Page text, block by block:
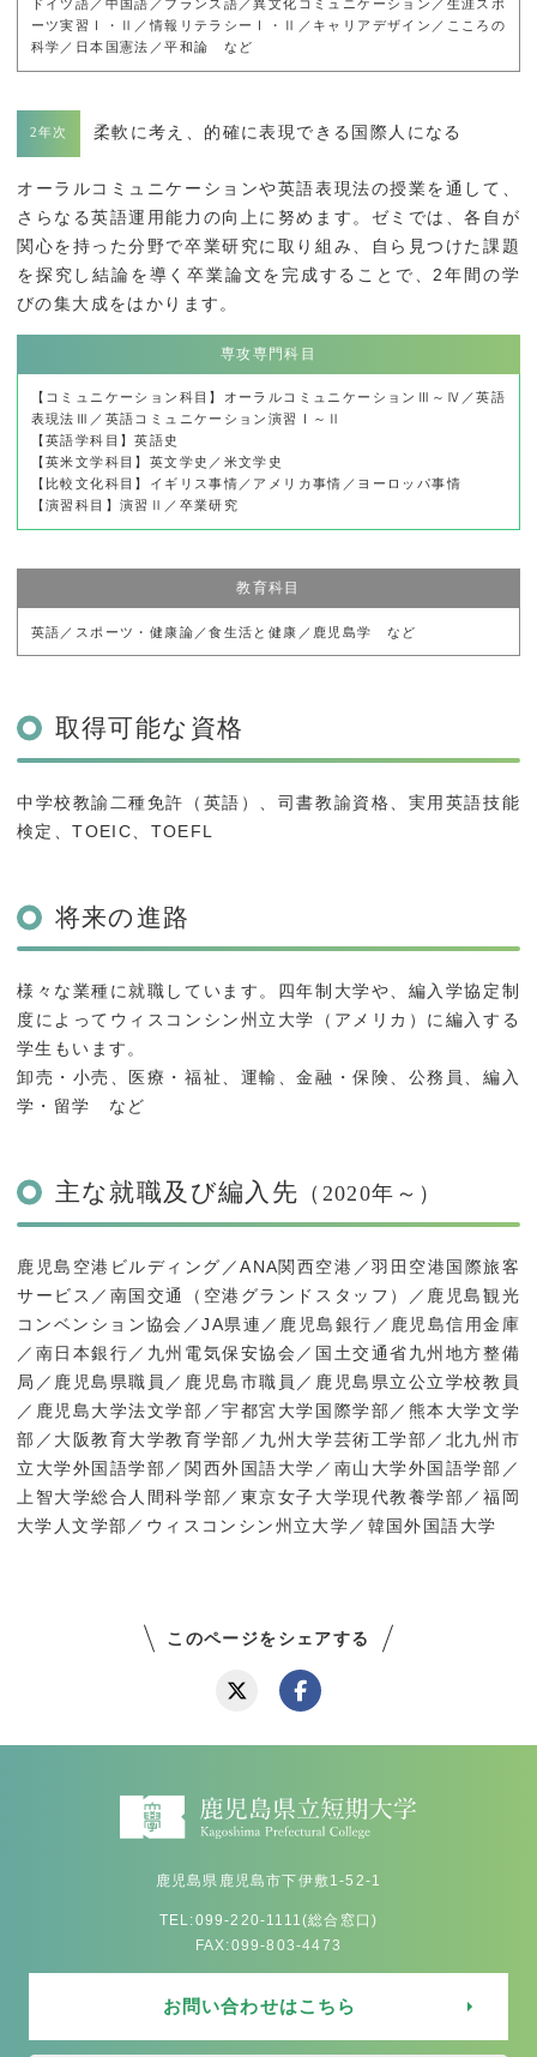
ドイツ語／中国語／フランス語／異文化コミュニケーション／生涯スポ
ーツ実習Ⅰ・Ⅱ／情報リテラシーⅠ・Ⅱ／キャリアデザイン／こころの
科学／日本国憲法／平和論 など
柔軟に考え、的確に表現できる国際人になる
オーラルコミュニケーションや英語表現法の授業を通して、
さらなる英語運用能力の向上に努めます。ゼミでは、各自が
関心を持った分野で卒業研究に取り組み、自ら見つけた課題
を探究し結論を導く卒業論文を完成することで、2年間の学
びの集大成をはかります。
専攻専門科目
【コミュニケーション科目】オーラルコミュニケーションⅢ～Ⅳ／英語
表現法Ⅲ／英語コミュニケーション演習Ⅰ～Ⅱ
【英語学科目】英語史
【英米文学科目】英文学史／米文学史
【比較文化科目】イギリス事情／アメリカ事情／ヨーロッパ事情
【演習科目】演習Ⅱ／卒業研究
教育科目
英語／スポーツ・健康論／食生活と健康／鹿児島学 など
取得可能な資格
中学校教諭二種免許（英語）、司書教諭資格、実用英語技能
検定、TOEIC、TOEFL
将来の進路
様々な業種に就職しています。四年制大学や、編入学協定制
度によってウィスコンシン州立大学（アメリカ）に編入する
学生もいます。
卸売・小売、医療・福祉、運輸、金融・保険、公務員、編入
学・留学 など
主な就職及び編入先 （2020年～）
鹿児島空港ビルディング／ANA関西空港／羽田空港国際旅客
サービス／南国交通（空港グランドスタッフ）／鹿児島観光
コンベンション協会／JA県連／鹿児島銀行／鹿児島信用金庫
／南日本銀行／九州電気保安協会／国土交通省九州地方整備
局／鹿児島県職員／鹿児島市職員／鹿児島県立公立学校教員
／鹿児島大学法文学部／宇都宮大学国際学部／熊本大学文学
部／大阪教育大学教育学部／九州大学芸術工学部／北九州市
立大学外国語学部／関西外国語大学／南山大学外国語学部／
上智大学総合人間科学部／東京女子大学現代教養学部／福岡
大学人文学部／ウィスコンシン州立大学／韓国外国語大学
このページをシェアする
鹿児島県鹿児島市下伊敷1-52-1
TEL:099-220-1111(総合窓口)
FAX:099-803-4473
お問い合わせはこちら